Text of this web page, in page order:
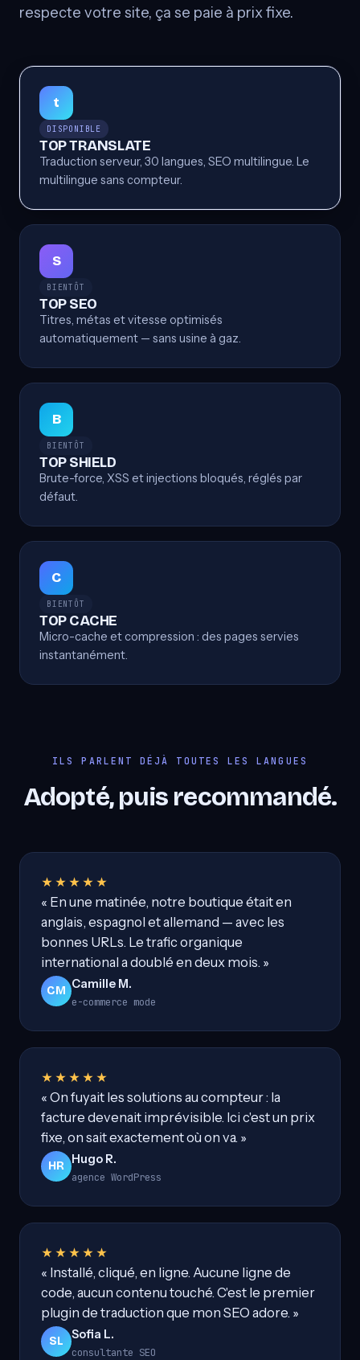
respecte votre site, ça se paie à prix fixe.
t
DISPONIBLE
TOP TRANSLATE
Traduction serveur, 30 langues, SEO multilingue. Le
multilingue sans compteur.
S
BIENTÔT
TOP SEO
Titres, métas et vitesse optimisés
automatiquement — sans usine à gaz.
B
BIENTÔT
TOP SHIELD
Brute-force, XSS et injections bloqués, réglés par
défaut.
C
BIENTÔT
TOP CACHE
Micro-cache et compression : des pages servies
instantanément.
ILS PARLENT DÉJÀ TOUTES LES LANGUES
Adopté, puis recommandé.
★★★★★
« En une matinée, notre boutique était en
anglais, espagnol et allemand — avec les
bonnes URLs. Le trafic organique
international a doublé en deux mois. »
CM Camille M.
e-commerce mode
★★★★★
« On fuyait les solutions au compteur : la
facture devenait imprévisible. Ici c'est un prix
fixe, on sait exactement où on va. »
HR Hugo R.
agence WordPress
★★★★★
« Installé, cliqué, en ligne. Aucune ligne de
code, aucun contenu touché. C'est le premier
plugin de traduction que mon SEO adore. »
SL Sofia L.
consultante SEO